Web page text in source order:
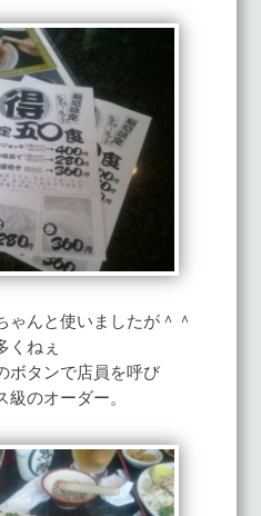
ゃんと使いましたが＾＾
くねぇ
ボタンで店員を呼び
のオーダー。